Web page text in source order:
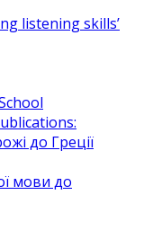
listening skills’
до Греції
мови до